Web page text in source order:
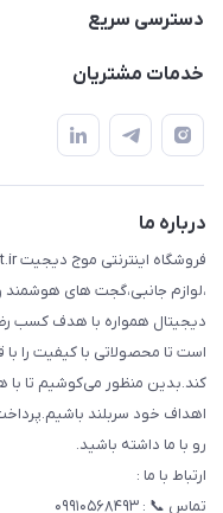
واتساپ و تماس 09910568493
دسترسی سریع
حساب کاربری
درباره ما
تماس با ما
خدمات مشتریان
قوانین و مقررات
حریم خصوصی
درباره ما
،لوازم جانبی،گجت های
دیجیتال همواره با هدف کسب
است تا محصولاتی با کیفیت را
کند.بدین منظور می‌کوشیم تا با
اهداف خود سربلند
رو با ما داشته باشید.
ارتباط با ما :
تماس 📞 : ۰۹۹۱۰۵۶۸۴۹۳